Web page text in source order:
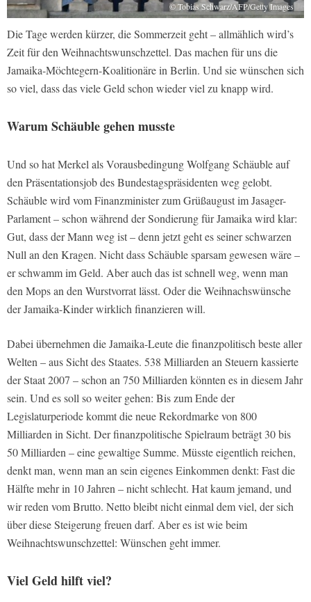
© Tobias Schwarz/AFP/Getty Images
Die Tage werden kürzer, die Sommerzeit geht – allmählich wird’s
Zeit für den Weihnachtswunschzettel. Das machen für uns die
Jamaika-Möchtegern-Koalitionäre in Berlin. Und sie wünschen sich
so viel, dass das viele Geld schon wieder viel zu knapp wird.
Warum Schäuble gehen musste
Und so hat Merkel als Vorausbedingung Wolfgang Schäuble auf
den Präsentationsjob des Bundestagspräsidenten weg gelobt.
Schäuble wird vom Finanzminister zum Grüßaugust im Jasager-
Parlament – schon während der Sondierung für Jamaika wird klar:
Gut, dass der Mann weg ist – denn jetzt geht es seiner schwarzen
Null an den Kragen. Nicht dass Schäuble sparsam gewesen wäre –
er schwamm im Geld. Aber auch das ist schnell weg, wenn man
den Mops an den Wurstvorrat lässt. Oder die Weihnachswünsche
der Jamaika-Kinder wirklich finanzieren will.
Dabei übernehmen die Jamaika-Leute die finanzpolitisch beste aller
Welten – aus Sicht des Staates. 538 Milliarden an Steuern kassierte
der Staat 2007 – schon an 750 Milliarden könnten es in diesem Jahr
sein. Und es soll so weiter gehen: Bis zum Ende der
Legislaturperiode kommt die neue Rekordmarke von 800
Milliarden in Sicht. Der finanzpolitische Spielraum beträgt 30 bis
50 Milliarden – eine gewaltige Summe. Müsste eigentlich reichen,
denkt man, wenn man an sein eigenes Einkommen denkt: Fast die
Hälfte mehr in 10 Jahren – nicht schlecht. Hat kaum jemand, und
wir reden vom Brutto. Netto bleibt nicht einmal dem viel, der sich
über diese Steigerung freuen darf. Aber es ist wie beim
Weihnachtswunschzettel: Wünschen geht immer.
Viel Geld hilft viel?